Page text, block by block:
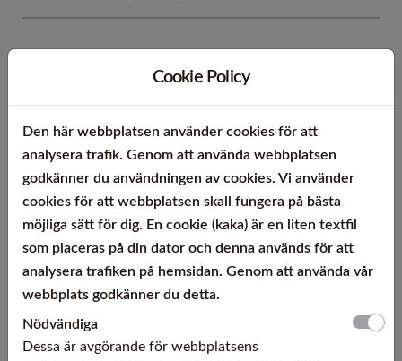
-
-
Densitet:
8,6 g/cm 3
Rundstång
Cookie Policy
Den här webbplatsen använder cookies för att
analysera trafik. Genom att använda webbplatsen
godkänner du användningen av cookies. Vi använder
cookies för att webbplatsen skall fungera på bästa
möjliga sätt för dig. En cookie (kaka) är en liten textfil
som placeras på din dator och denna används för att
analysera trafiken på hemsidan. Genom att använda vår
webbplats godkänner du detta.
Nödvändiga
Dessa är avgörande för webbplatsens